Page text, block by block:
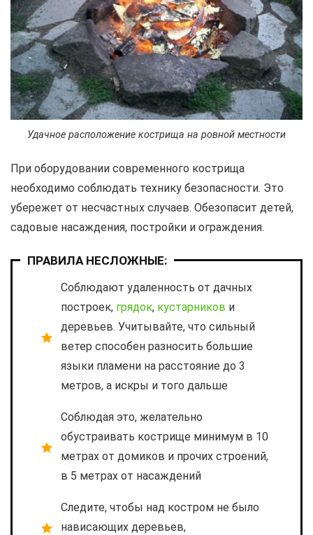
Удачное расположение кострища на ровной местности
При оборудовании современного кострища
необходимо соблюдать технику безопасности. Это
убережет от несчастных случаев. Обезопасит детей,
садовые насаждения, постройки и ограждения.
ПРАВИЛА НЕСЛОЖНЫЕ:
Соблюдают удаленность от дачных
построек, грядок, кустарников и
деревьев. Учитывайте, что сильный
ветер способен разносить большие
языки пламени на расстояние до 3
метров, а искры и того дальше
Соблюдая это, желательно
обустраивать кострище минимум в 10
метрах от домиков и прочих строений,
в 5 метрах от насаждений
Следите, чтобы над костром не было
нависающих деревьев,